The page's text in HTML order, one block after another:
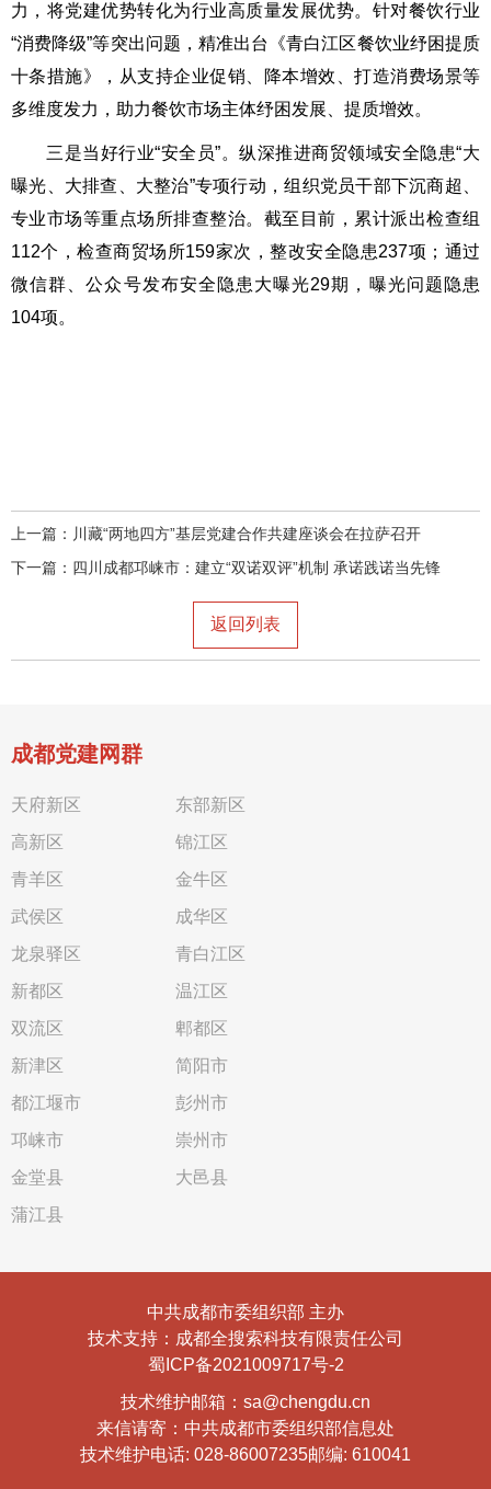
力，将党建优势转化为行业高质量发展优势。针对餐饮行业
“消费降级”等突出问题，精准出台《青白江区餐饮业纾困提质
十条措施》，从支持企业促销、降本增效、打造消费场景等
多维度发力，助力餐饮市场主体纾困发展、提质增效。
三是当好行业“安全员”。纵深推进商贸领域安全隐患“大
曝光、大排查、大整治”专项行动，组织党员干部下沉商超、
专业市场等重点场所排查整治。截至目前，累计派出检查组
112个，检查商贸场所159家次，整改安全隐患237项；通过
微信群、公众号发布安全隐患大曝光29期，曝光问题隐患
104项。
上一篇： 川藏“两地四方”基层党建合作共建座谈会在拉萨召开
下一篇： 四川成都邛崃市：建立“双诺双评”机制 承诺践诺当先锋
返回列表
成都党建网群
天府新区
东部新区
高新区
锦江区
青羊区
金牛区
武侯区
成华区
龙泉驿区
青白江区
新都区
温江区
双流区
郫都区
新津区
简阳市
都江堰市
彭州市
邛崃市
崇州市
金堂县
大邑县
蒲江县
中共成都市委组织部 主办
技术支持：成都全搜索科技有限责任公司
蜀ICP备2021009717号-2
技术维护邮箱：sa@chengdu.cn
来信请寄：中共成都市委组织部信息处
技术维护电话: 028-86007235邮编: 610041